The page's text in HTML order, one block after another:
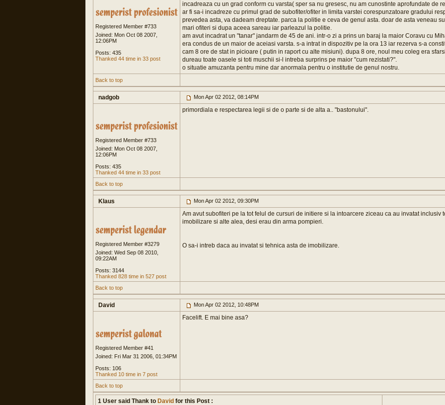
Registered Member #733
Joined: Mon Oct 08 2007,
12:06PM
Posts: 435
Thanked 44 time in 33 post
incadreaza cu un grad conform cu varsta( sper sa nu gresesc, nu am cunostinte aprofundate de
ar fi sa-i incadreze cu primul grad de subofiter/ofiter in limita varstei corespunzatoare gradului
prevedea asta, va dadeam dreptate. parca la politie e ceva de genul asta. doar de asta veneau
mari ofiteri si dupa aceea sareau iar parleazul la politie.
am avut incadrat un "tanar" jandarm de 45 de ani. intr-o zi a prins un baraj la maior Coravu cu
era condus de un maior de aceiasi varsta. s-a intrat in dispozitiv pe la ora 13 iar rezerva s-a
cam 8 ore de stat in picioare ( putin in raport cu alte misiuni). dupa 8 ore, noul meu coleg era
dureau toate oasele si toti muschii si-l intreba surprins pe maior "cum rezistati?".
o situatie amuzanta pentru mine dar anormala pentru o institutie de genul nostru.
Back to top
nadgob Mon Apr 02 2012, 08:14PM
Registered Member #733
Joined: Mon Oct 08 2007,
12:06PM
Posts: 435
Thanked 44 time in 33 post
primordiala e respectarea legii si de o parte si de alta a.. "bastonului".
Back to top
Klaus Mon Apr 02 2012, 09:30PM
Registered Member #3279
Joined: Wed Sep 08 2010,
09:22AM
Posts: 3144
Thanked 828 time in 527 post
Am avut subofiteri pe la tot felul de cursuri de initiere si la intoarcere ziceau ca au invatat inclusiv
imobilizare si alte alea, desi erau din arma pompieri.
O sa-i intreb daca au invatat si tehnica asta de imobilizare.
Back to top
David Mon Apr 02 2012, 10:48PM
Registered Member #41
Joined: Fri Mar 31 2006, 01:34PM
Posts: 106
Thanked 10 time in 7 post
Facelift. E mai bine asa?
Back to top
1 User said Thank to David for this Post :